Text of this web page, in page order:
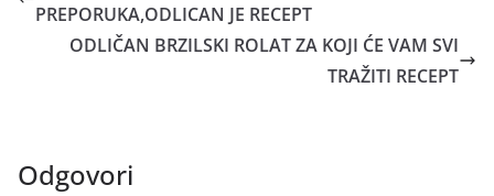
PREPORUKA,ODLICAN JE RECEPT
ODLIČAN BRZILSKI ROLAT ZA KOJI ĆE VAM SVI
TRAŽITI RECEPT
Odgovori